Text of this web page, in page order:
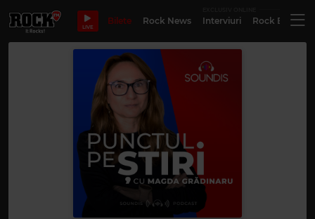
LIVE
Bilete Rock News Interviuri Rock